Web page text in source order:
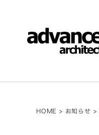
HOME > お知らせ >